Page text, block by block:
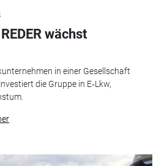
wächst
in einer Gesellschaft
die Gruppe in E‑Lkw,